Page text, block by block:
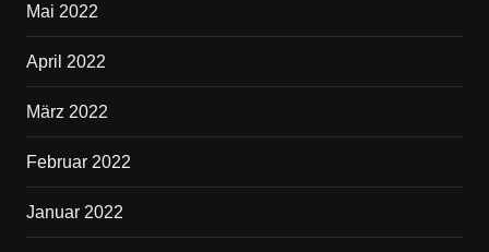
Mai 2022
April 2022
März 2022
Februar 2022
Januar 2022